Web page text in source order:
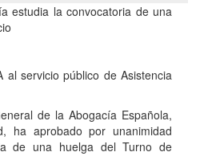
estudia la convocatoria de una
al servicio público de Asistencia
de la Abogacía Española,
ha aprobado por unanimidad
de una huelga del Turno de